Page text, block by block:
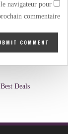
navigateur pour
commentaire.
Deals